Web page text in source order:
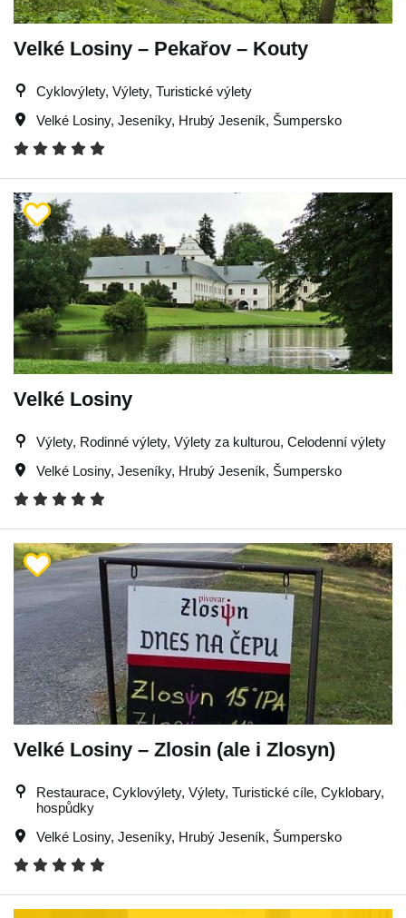
Velké Losiny – Pekařov – Kouty
Cyklovýlety, Výlety, Turistické výlety
Velké Losiny, Jeseníky, Hrubý Jeseník, Šumpersko
Velké Losiny
Výlety, Rodinné výlety, Výlety za kulturou, Celodenní výlety
Velké Losiny, Jeseníky, Hrubý Jeseník, Šumpersko
Velké Losiny – Zlosin (ale i Zlosyn)
Restaurace, Cyklovýlety, Výlety, Turistické cíle, Cyklobary,
hospůdky
Velké Losiny, Jeseníky, Hrubý Jeseník, Šumpersko